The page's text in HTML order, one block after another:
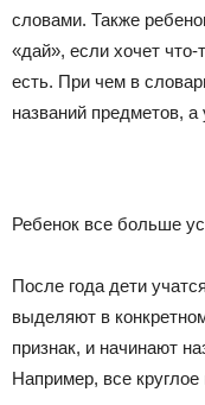
словами. Также
«дай», если хочет что-
есть. При чем в
названий предметов, а
Ребенок все больше
После года дети
выделяют в
признак, и начинают
Например, все